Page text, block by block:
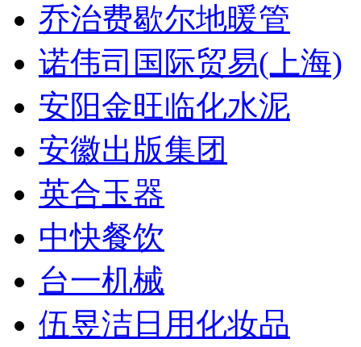
乔治费歇尔地暖管
诺伟司国际贸易(上海)
安阳金旺临化水泥
安徽出版集团
英合玉器
中快餐饮
台一机械
伍昱洁日用化妆品